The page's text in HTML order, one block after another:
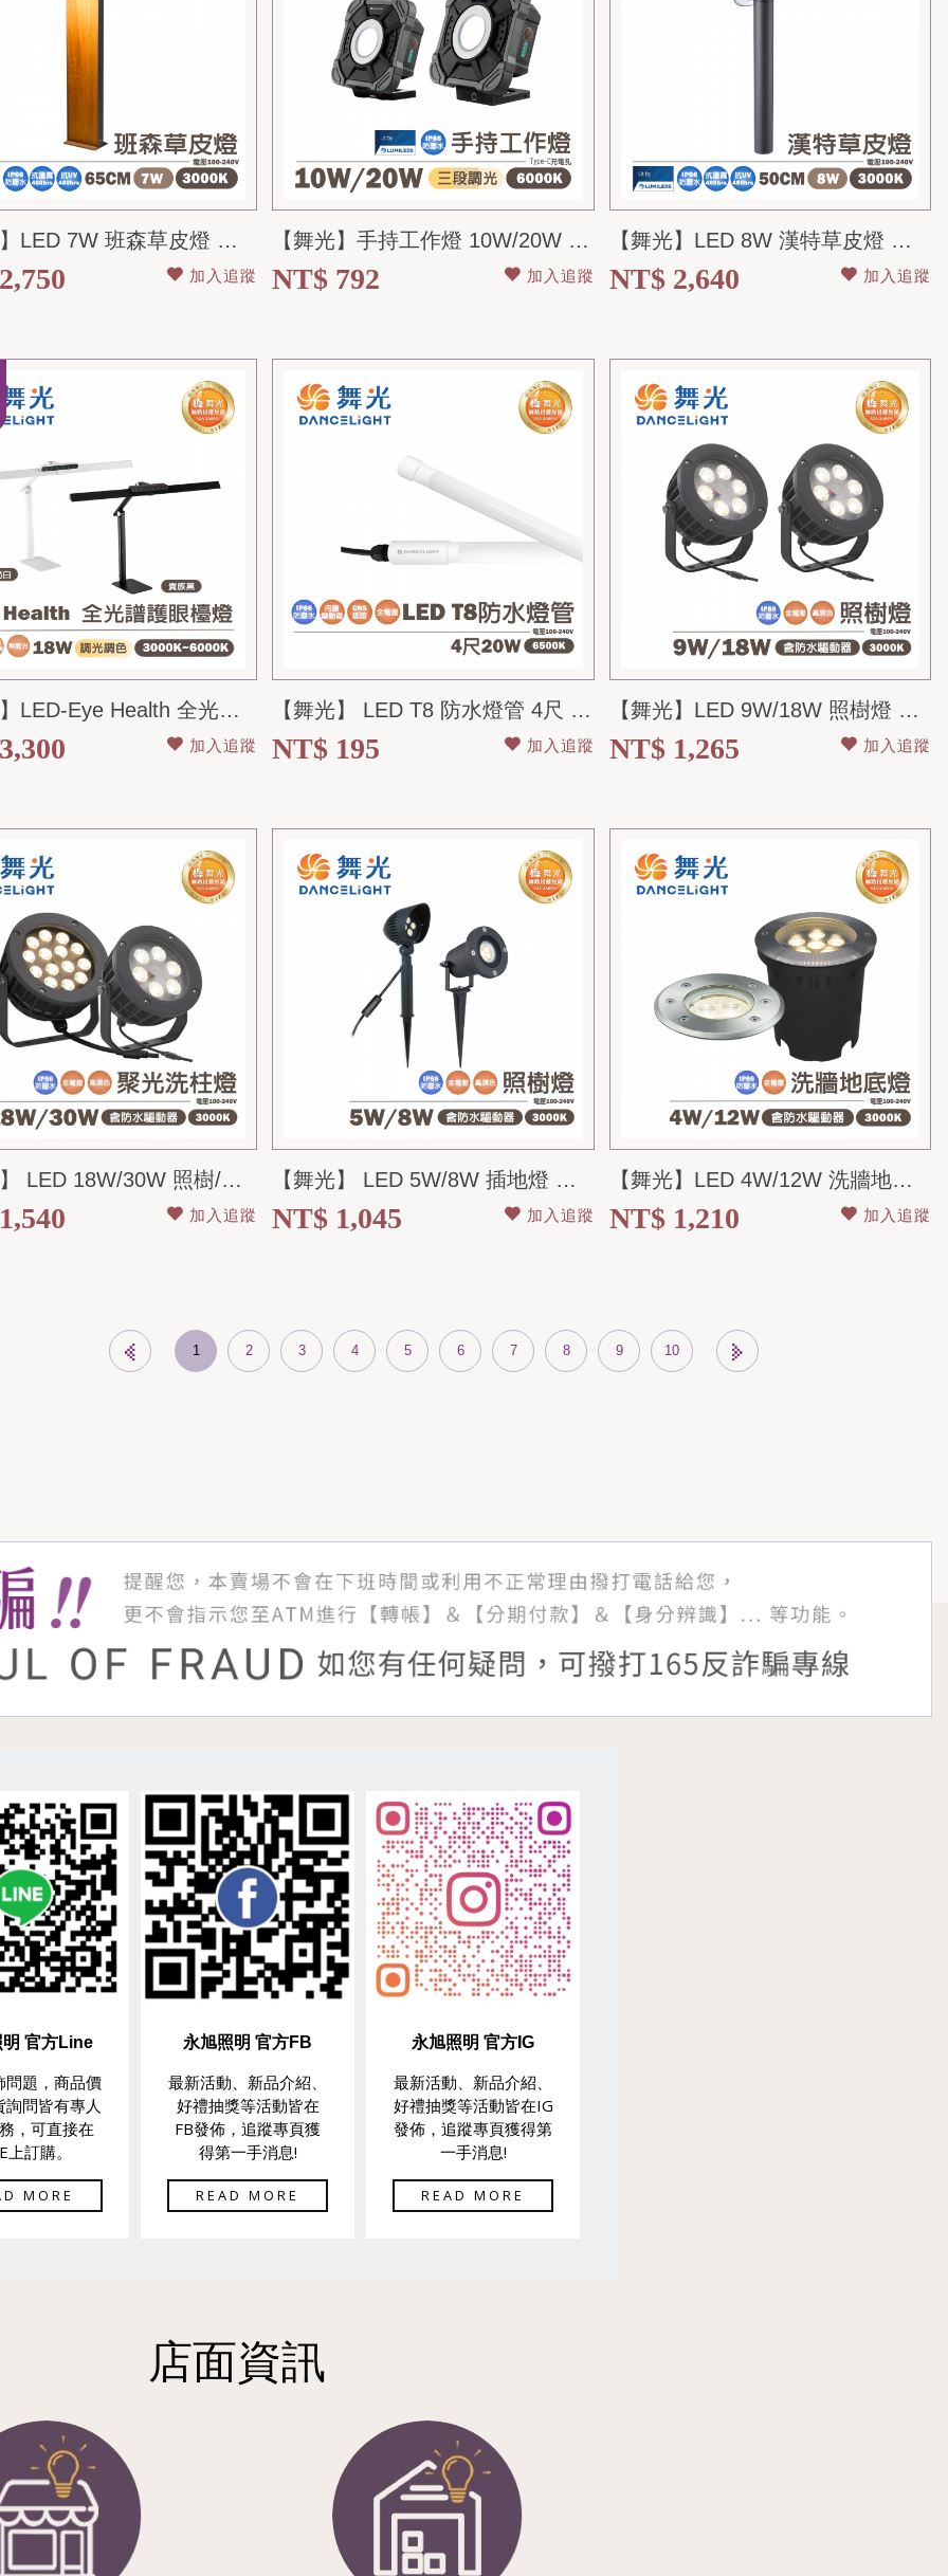
【舞光】LED 7W 班森草皮燈 黃光 65CM 全電壓 IP66防水防塵
加入追蹤
【舞光】手持工作燈 10W/20W 白光 露營/緊急照明 SOS安全警...
NT$ 792 加入追蹤
【舞光】LED 8W 漢特草皮燈 黃光 50CM 全電壓 IP66防水防塵
NT$ 2,640 加入追蹤
【舞光】LED-Eye Health 全光譜護眼檯燈 桌夾兩用 防眩 無藍光 (...
加入追蹤
【舞光】 LED T8 防水燈管 4尺 白光 全電壓
NT$ 195 加入追蹤
【舞光】LED 9W/18W 照樹燈 黃光 全電壓 IP66
NT$ 1,265 加入追蹤
【舞光】 LED 18W/30W 照樹/洗柱燈 黃光 全電壓 IP66
加入追蹤
【舞光】 LED 5W/8W 插地燈 黃光 全電壓 IP66
NT$ 1,045 加入追蹤
【舞光】LED 4W/12W 洗牆地底燈 黃光 全電壓 IP66
NT$ 1,210 加入追蹤
1 2 3 4 5 6 7 8 9 10
官方Line
問題，商品價
詢問皆有專人
，可直接在
上訂購。
MORE
永旭照明 官方FB
最新活動、新品介紹、
好禮抽獎等活動皆在
FB發佈，追蹤專頁獲
得第一手消息!
READ MORE
永旭照明 官方IG
最新活動、新品介紹、
好禮抽獎等活動皆在IG
發佈，追蹤專頁獲得第
一手消息!
READ MORE
店面資訊